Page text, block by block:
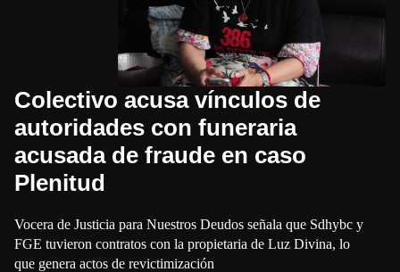
Colectivo acusa vínculos de
autoridades con funeraria
acusada de fraude en caso
Plenitud
Vocera de Justicia para Nuestros Deudos señala que Sdhybc y
FGE tuvieron contratos con la propietaria de Luz Divina, lo
que genera actos de revictimización